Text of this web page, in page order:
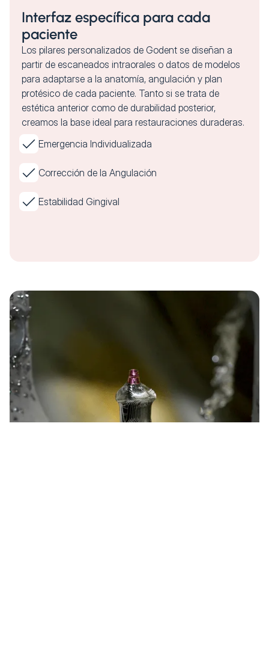
Interfaz específica para cada
paciente
Los pilares personalizados de Godent se diseñan a
partir de escaneados intraorales o datos de modelos
para adaptarse a la anatomía, angulación y plan
protésico de cada paciente. Tanto si se trata de
estética anterior como de durabilidad posterior,
creamos la base ideal para restauraciones duraderas.
Emergencia Individualizada
Corrección de la Angulación
Estabilidad Gingival